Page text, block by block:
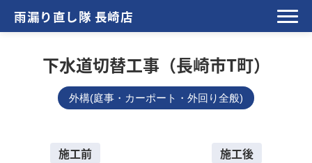
雨漏り直し隊 長崎店
下水道切替工事（長崎市T町）
外構(庭事・カーポート・外回り全般)
施工前 施工後